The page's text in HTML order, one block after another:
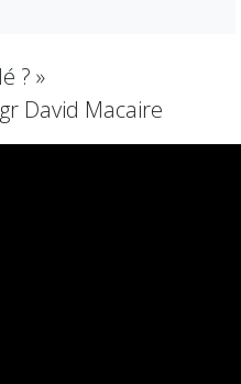
? »
David Macaire